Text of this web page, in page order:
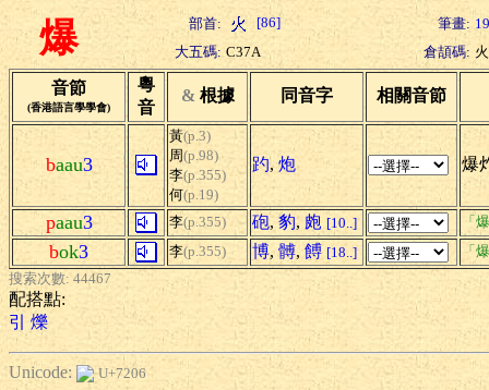
爆 部首: [86] 筆畫: 19
大五碼: C37A 倉頡碼:
音節
(香港語言學學會)
粵
音
& 根據 同音字 相關音節
baau3
黃(p.3)
周(p.98)
李(p.355)
何(p.19)
趵, 炮 爆
paau3 李(p.355) 砲, 豹, 皰 [10..] 「
bok3 李(p.355) 博, 髆, 餺 [18..]
「
搜索次數: 44467
配搭點:
引
爍
Unicode:
U+7206